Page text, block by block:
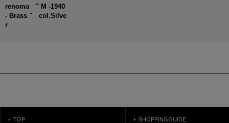
renoma " M -1940
- Brass " col.Silve
r
TOP SHOPPINGGUIDE